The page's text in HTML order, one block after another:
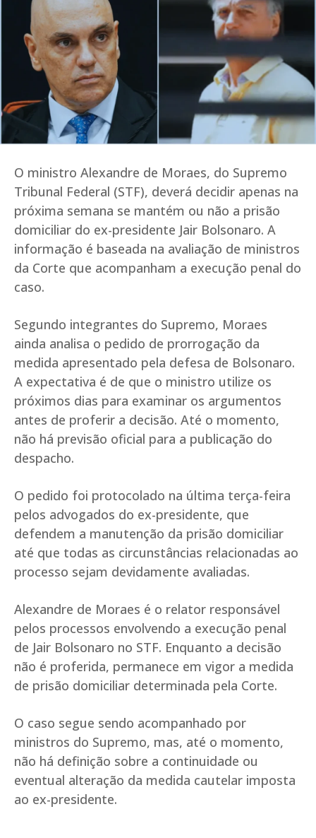
O ministro Alexandre de Moraes, do Supremo
Tribunal Federal (STF), deverá decidir apenas na
próxima semana se mantém ou não a prisão
domiciliar do ex-presidente Jair Bolsonaro. A
informação é baseada na avaliação de ministros
da Corte que acompanham a execução penal do
caso.
Segundo integrantes do Supremo, Moraes
ainda analisa o pedido de prorrogação da
medida apresentado pela defesa de Bolsonaro.
A expectativa é de que o ministro utilize os
próximos dias para examinar os argumentos
antes de proferir a decisão. Até o momento,
não há previsão oficial para a publicação do
despacho.
O pedido foi protocolado na última terça-feira
pelos advogados do ex-presidente, que
defendem a manutenção da prisão domiciliar
até que todas as circunstâncias relacionadas ao
processo sejam devidamente avaliadas.
Alexandre de Moraes é o relator responsável
pelos processos envolvendo a execução penal
de Jair Bolsonaro no STF. Enquanto a decisão
não é proferida, permanece em vigor a medida
de prisão domiciliar determinada pela Corte.
O caso segue sendo acompanhado por
ministros do Supremo, mas, até o momento,
não há definição sobre a continuidade ou
eventual alteração da medida cautelar imposta
ao ex-presidente.